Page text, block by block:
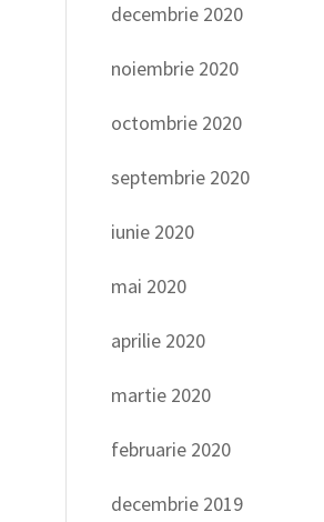
decembrie 2020
noiembrie 2020
octombrie 2020
septembrie 2020
iunie 2020
mai 2020
aprilie 2020
martie 2020
februarie 2020
decembrie 2019